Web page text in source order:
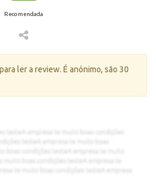
Recomendada
para ler a review. É anónimo, são 30